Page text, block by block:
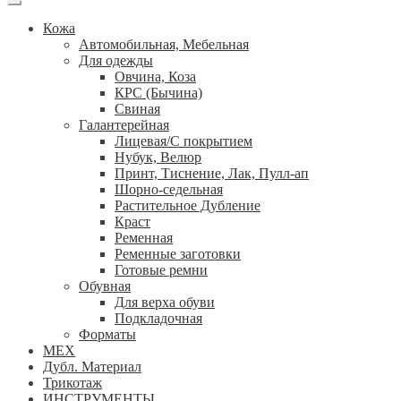
Кожа
Автомобильная, Мебельная
Для одежды
Овчина, Коза
КРС (Бычина)
Свиная
Галантерейная
Лицевая/С покрытием
Нубук, Велюр
Принт, Тиснение, Лак, Пулл-ап
Шорно-седельная
Растительное Дубление
Краст
Ременная
Ременные заготовки
Готовые ремни
Обувная
Для верха обуви
Подкладочная
Форматы
МЕХ
Дубл. Материал
Трикотаж